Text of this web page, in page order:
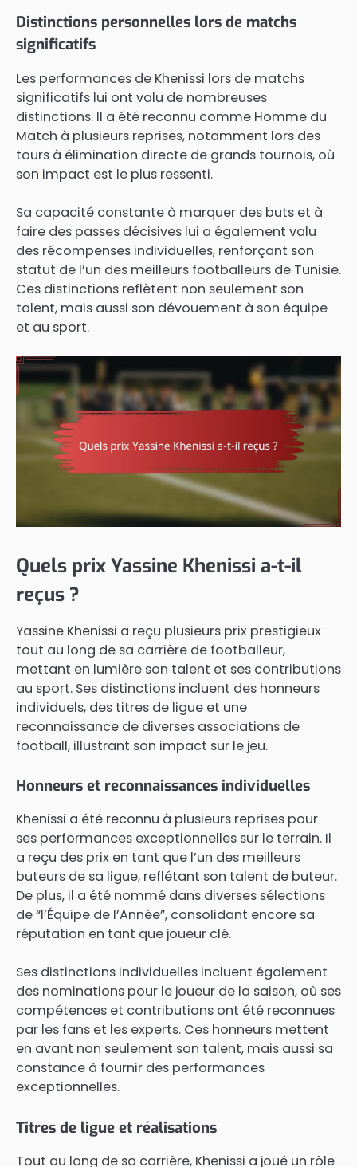
Distinctions personnelles lors de matchs
significatifs
Les performances de Khenissi lors de matchs
significatifs lui ont valu de nombreuses
distinctions. Il a été reconnu comme Homme du
Match à plusieurs reprises, notamment lors des
tours à élimination directe de grands tournois, où
son impact est le plus ressenti.
Sa capacité constante à marquer des buts et à
faire des passes décisives lui a également valu
des récompenses individuelles, renforçant son
statut de l’un des meilleurs footballeurs de Tunisie.
Ces distinctions reflètent non seulement son
talent, mais aussi son dévouement à son équipe
et au sport.
Quels prix Yassine Khenissi a-t-il
reçus ?
Yassine Khenissi a reçu plusieurs prix prestigieux
tout au long de sa carrière de footballeur,
mettant en lumière son talent et ses contributions
au sport. Ses distinctions incluent des honneurs
individuels, des titres de ligue et une
reconnaissance de diverses associations de
football, illustrant son impact sur le jeu.
Honneurs et reconnaissances individuelles
Khenissi a été reconnu à plusieurs reprises pour
ses performances exceptionnelles sur le terrain. Il
a reçu des prix en tant que l’un des meilleurs
buteurs de sa ligue, reflétant son talent de buteur.
De plus, il a été nommé dans diverses sélections
de “l’Équipe de l’Année”, consolidant encore sa
réputation en tant que joueur clé.
Ses distinctions individuelles incluent également
des nominations pour le joueur de la saison, où ses
compétences et contributions ont été reconnues
par les fans et les experts. Ces honneurs mettent
en avant non seulement son talent, mais aussi sa
constance à fournir des performances
exceptionnelles.
Titres de ligue et réalisations
Tout au long de sa carrière, Khenissi a joué un rôle